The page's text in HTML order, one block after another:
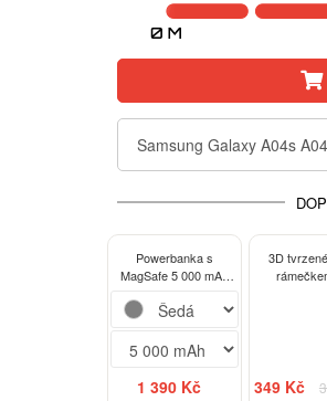
Samsung Galaxy A04s
Powerbanka s
MagSafe 5 000 mAh
1 390 Kč
3D
349 Kč